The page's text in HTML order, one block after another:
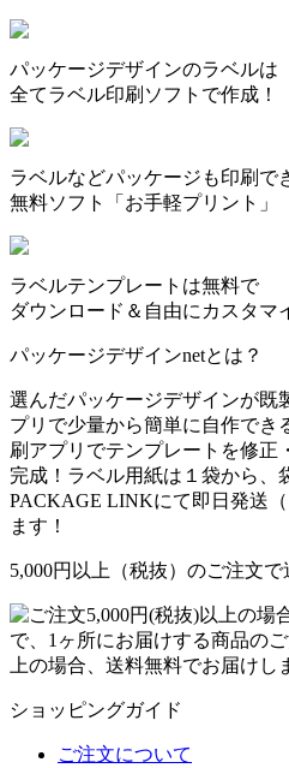
パッケージデザインのラベルは
全てラベル印刷ソフトで作成！
ラベルなどパッケージも印刷で
無料ソフト「お手軽プリント」
ラベルテンプレートは無料で
ダウンロード＆自由にカスタマ
パッケージデザインnetとは？
選んだパッケージデザインが既
プリで少量から簡単に自作でき
刷アプリでテンプレートを修正
完成！ラベル用紙は１袋から、
PACKAGE LINKにて即日発送
ます！
5,000円以上（税抜）のご注文で
で、1ヶ所にお届けする商品の
上の場合、送料無料でお届けし
ショッピングガイド
ご注文について